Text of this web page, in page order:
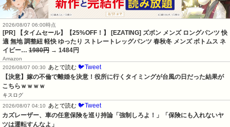
2026/08/07 06:00時点
[PR] 【タイムセール】【25%OFF！】 [EZATING] ズボン メンズ ロングパンツ 快
適 無地 調整紐 軽快 ゆったり ストレートレッグパンツ 春秋冬 メンズ ボトムス ネ
イビー… 1980円 → 1484円
Amazon
2026/08/07 00:30
あとで読む 🐦Tweet
【決意】嫁の不倫で離婚を決意！役所に行くタイミングが台風の日だった結果が
こちらｗｗｗｗ
キスログ
2026/08/07 04:10
あとで読む 🐦Tweet
カズレーザー、車の任意保険を巡り持論「強制しろよ！」「保険にも入れないヤ
ツは運転すんなよ」